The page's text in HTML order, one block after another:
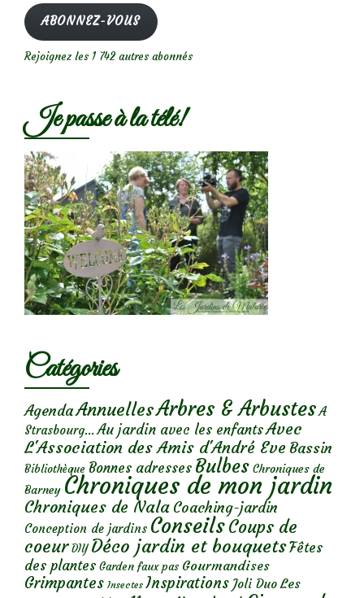
mail
ABONNEZ-VOUS
Rejoignez les 1 742 autres abonnés
Je passe à la télé!
Catégories
AgendaAnnuellesArbres & Arbustes A
Strasbourg... Au jardin avec les enfantsAvec
L'Association des Amis d'André Eve Bassin
Bibliothèque Bonnes adresses Bulbes Chroniques de
Barney Chroniques de mon jardin
Chroniques de Nala Coaching-jardin
Conception de jardins ConseilsCoups de
coeur DIY Déco jardin et bouquetsFêtes
des plantes Garden faux pas Gourmandises
Grimpantes Insectes Inspirations Joli Duo Les